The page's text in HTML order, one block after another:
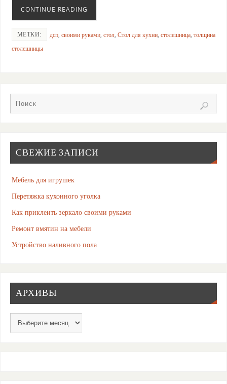
CONTINUE READING
МЕТКИ: дсп, своими руками, стол, Стол для кухни, столешница, толщина
столешницы
СВЕЖИЕ ЗАПИСИ
Мебель для игрушек
Перетяжка кухонного уголка
Как приклеить зеркало своими руками
Ремонт вмятин на мебели
Устройство наливного пола
АРХИВЫ